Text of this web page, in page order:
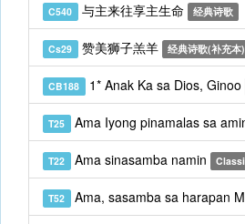
C540 与主来往享主生命 经典诗歌
Cs29 赞美狮子羔羊 经典诗歌(补充本)
CB188 1* Anak Ka sa Dios, Ginoo
T25 Ama Iyong pinamalas sa
T22 Ama sinasamba namin
T52 Ama, sasamba sa harapan